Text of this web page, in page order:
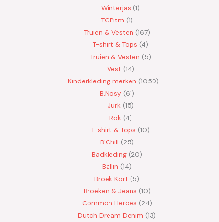
Winterjas 1
TOPitm 1
Truien & Vesten 167
T-shirt & Tops 4
Truien & Vesten 5
Vest 14
Kinderkleding merken 1059
B.Nosy 61
Jurk 15
Rok 4
T-shirt & Tops 10
B'Chill 25
Badkleding 20
Ballin 14
Broek Kort 5
Broeken & Jeans 10
Common Heroes 24
Dutch Dream Denim 13